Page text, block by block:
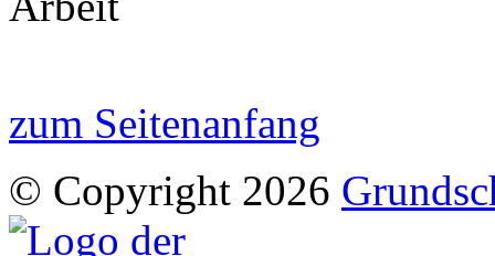
zum Seitenanfang
© Copyright 2026